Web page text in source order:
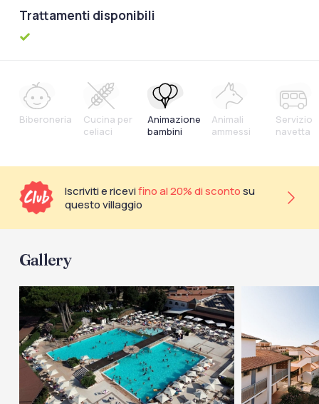
Trattamenti disponibili
Biberoneria
Cucina per
celiaci
Animazione
bambini
Animali
ammessi
Servizio
navetta
Iscriviti e ricevifino al 20% di scontosu
questo villaggio
Gallery